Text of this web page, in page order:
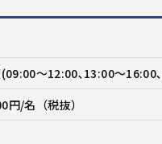
階層別研修 キャ
管理職・マネジ
生産性向上・タイ
～12:00､13:00～16:00
円/名（税抜）